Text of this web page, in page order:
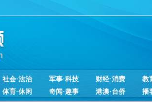
社会·法治 军事·科技 财经·消费
教
体育·休闲 奇闻·趣事 港澳·台侨 播